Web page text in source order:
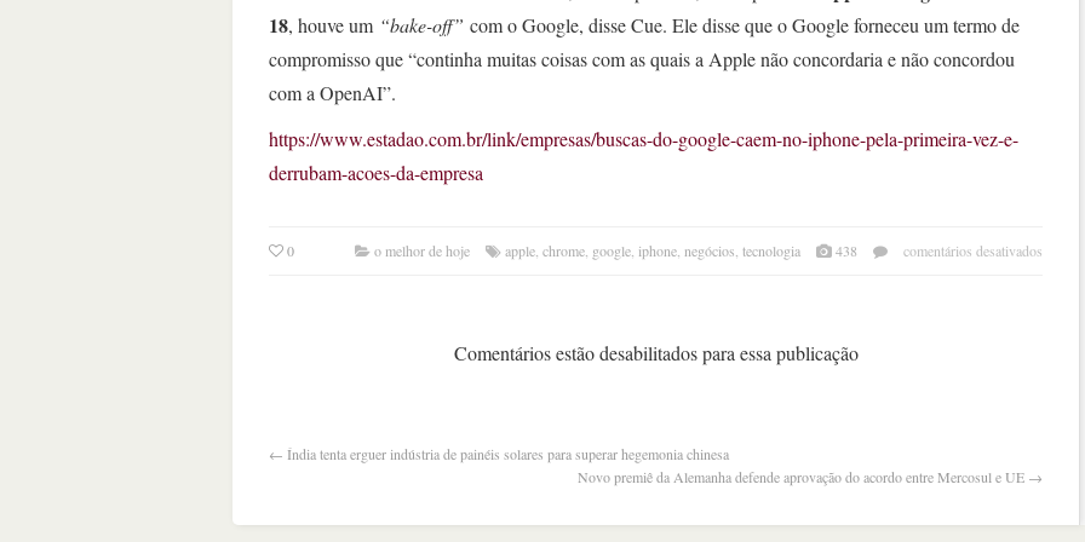
18, houve um “bake-off” com o Google, disse Cue. Ele disse que o Google forneceu um termo de
compromisso que “continha muitas coisas com as quais a Apple não concordaria e não concordou
com a OpenAI”.
https://www.estadao.com.br/link/empresas/buscas-do-google-caem-no-iphone-pela-primeira-vez-e-
derrubam-acoes-da-empresa
0 o melhor de hoje apple chrome google iphone negócios tecnologia 438 comentários desativados
ações
Comentários estão desabilitados para essa publicação
← Índia tenta erguer indústria de painéis solares para superar hegemonia chinesa
Novo premiê da Alemanha defende aprovação do acordo entre Mercosul e UE →